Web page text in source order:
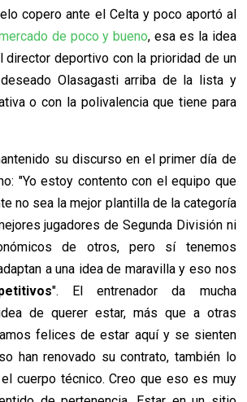
copero ante el Celta y poco aportó al
de poco y bueno, esa es la idea
director deportivo con la prioridad de un
Olasagasti arriba de la lista y
o con la polivalencia que tiene para
su discurso en el primer día de
"Yo estoy contento con el equipo que
no sea la mejor plantilla de la categoría
jugadores de Segunda División ni
de otros, pero sí tenemos
a una idea de maravilla y eso nos
". El entrenador da mucha
de querer estar, más que a otras
felices de estar aquí y se sienten
han renovado su contrato, también lo
cuerpo técnico. Creo que eso es muy